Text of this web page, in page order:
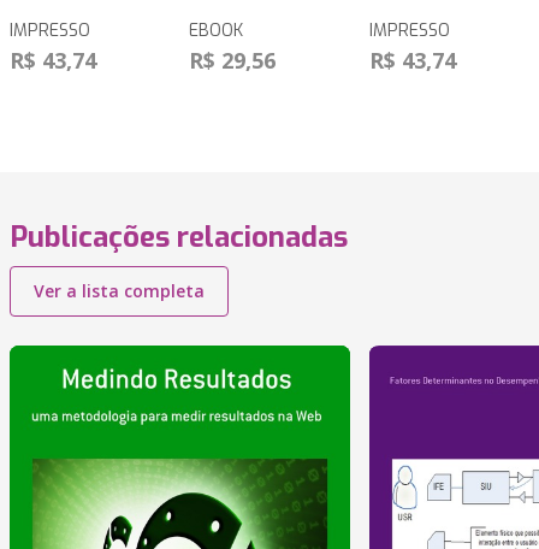
IMPRESSO
R$ 43,74
EBOOK
R$ 29,56
IMPRESSO
R$ 43,74
Publicações relacionadas
Ver a lista completa